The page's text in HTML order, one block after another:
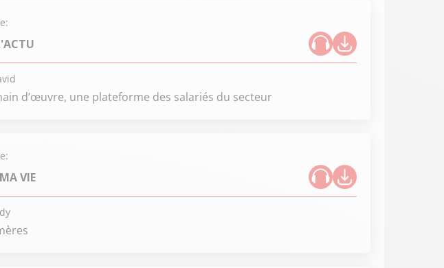
d’œuvre, une plateforme des salariés du secteur
VIE